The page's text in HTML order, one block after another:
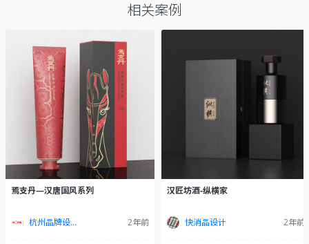
相关案例
焉支丹—汉唐国风系列
杭州品牌设计全案 2年前
汉匠坊酒-纵横家
快消品设计 2年前